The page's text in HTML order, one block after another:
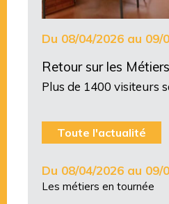
Du 08/04/2026 au 09/
Retour sur les
Plus de 1400 visiteurs
Toute l'actualité
Du 08/04/2026 au 09/
Les métiers en tournée